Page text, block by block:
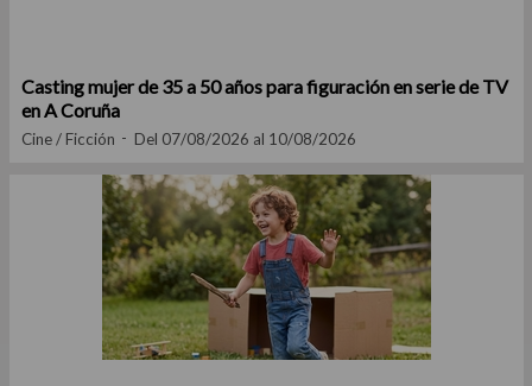
Casting mujer de 35 a 50 años para figuración en serie de TV
en A Coruña
Cine / Ficción Del 07/08/2026 al 10/08/2026